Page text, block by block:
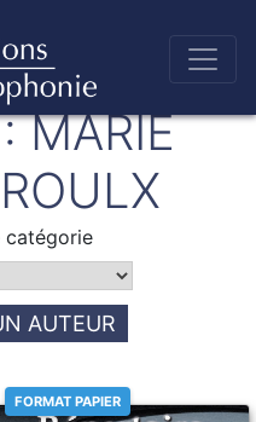
:MARIE
catégorie
AUTEUR
FORMAT PAPIER